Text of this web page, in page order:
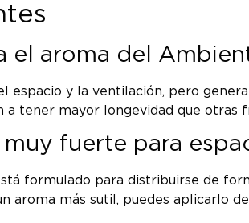
el aroma del
espacio y la ventilación, pero
a tener mayor longevidad que otras
fuerte para
formulado para distribuirse de
aroma más sutil, puedes aplicarlo